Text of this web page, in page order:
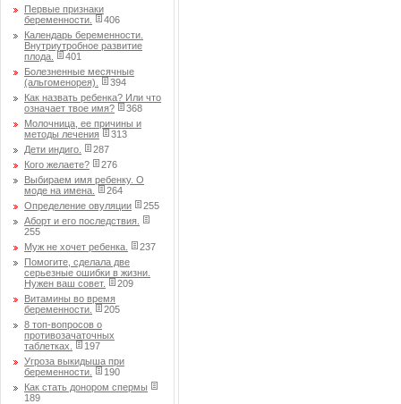
Первые признаки
беременности.
406
Календарь беременности.
Внутриутробное развитие
плода.
401
Болезненные месячные
(альгоменорея).
394
Как назвать ребенка? Или что
означает твое имя?
368
Молочница, ее причины и
методы лечения
313
Дети индиго.
287
Кого желаете?
276
Выбираем имя ребенку. О
моде на имена.
264
Определение овуляции
255
Аборт и его последствия.
255
Муж не хочет ребенка.
237
Помогите, сделала две
серьезные ошибки в жизни.
Нужен ваш совет.
209
Витамины во время
беременности.
205
8 топ-вопросов о
противозачаточных
таблетках.
197
Угроза выкидыша при
беременности.
190
Как стать донором спермы
189